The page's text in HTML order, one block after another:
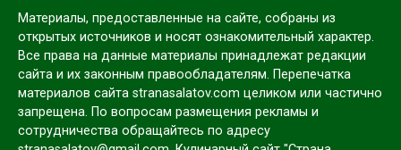
Материалы, предоставленные на сайте, собраны из
открытых источников и носят ознакомительный характер.
Все права на данные материалы принадлежат редакции
сайта и их законным правообладателям. Перепечатка
материалов сайта stranasalatov.com целиком или частично
запрещена. По вопросам размещения рекламы и
сотрудничества обращайтесь по адресу